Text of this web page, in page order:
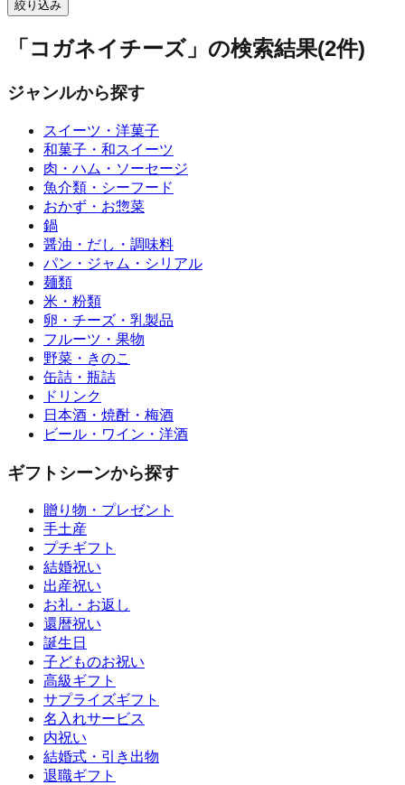
絞り込み
「 コガネイチーズ」の検索結果(2件)
ジャンルから探す
スイーツ・洋菓子
和菓子・和スイーツ
肉・ハム・ソーセージ
魚介類・シーフード
おかず・お惣菜
鍋
醤油・だし・調味料
パン・ジャム・シリアル
麺類
米・粉類
卵・チーズ・乳製品
フルーツ・果物
野菜・きのこ
缶詰・瓶詰
ドリンク
日本酒・焼酎・梅酒
ビール・ワイン・洋酒
ギフトシーンから探す
贈り物・プレゼント
手土産
プチギフト
結婚祝い
出産祝い
お礼・お返し
還暦祝い
誕生日
子どものお祝い
高級ギフト
サプライズギフト
名入れサービス
内祝い
結婚式・引き出物
退職ギフト